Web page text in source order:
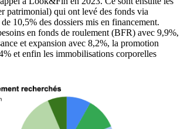
patrimonial) qui ont levé des fonds via
10,5% des dossiers mis en financement.
en fonds de roulement (BFR) avec 9,9%,
et expansion avec 8,2%, la promotion
et enfin les immobilisations corporelles